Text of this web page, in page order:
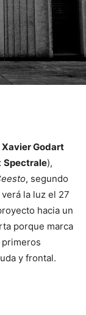
Xavier Godart
Spectrale),
, segundo
verá la luz el 27
hacia un
porque marca
y frontal.